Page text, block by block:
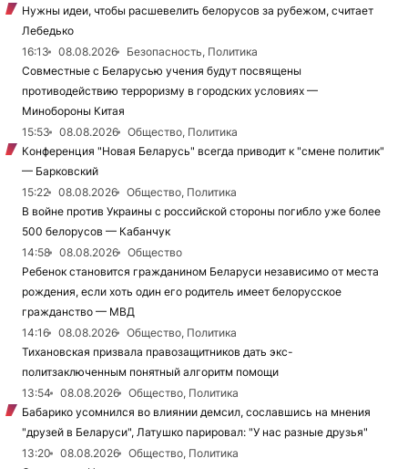
Нужны идеи, чтобы расшевелить белорусов за рубежом, считает
Лебедько
16:13
08.08.2026
Безопасность, Политика
Совместные с Беларусью учения будут посвящены
противодействию терроризму в городских условиях —
Минобороны Китая
15:53
08.08.2026
Общество, Политика
Конференция "Новая Беларусь" всегда приводит к "смене политик"
— Барковский
15:22
08.08.2026
Общество, Политика
В войне против Украины с российской стороны погибло уже более
500 белорусов — Кабанчук
14:58
08.08.2026
Общество
Ребенок становится гражданином Беларуси независимо от места
рождения, если хоть один его родитель имеет белорусское
гражданство — МВД
14:16
08.08.2026
Общество, Политика
Тихановская призвала правозащитников дать экс-
политзаключенным понятный алгоритм помощи
13:54
08.08.2026
Общество, Политика
Бабарико усомнился во влиянии демсил, сославшись на мнения
"друзей в Беларуси", Латушко парировал: "У нас разные друзья"
13:20
08.08.2026
Общество, Политика